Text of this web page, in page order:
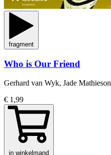
fragment
Who is Our Friend
Gerhard van Wyk, Jade Mathieson
€ 1,99
in winkelmand